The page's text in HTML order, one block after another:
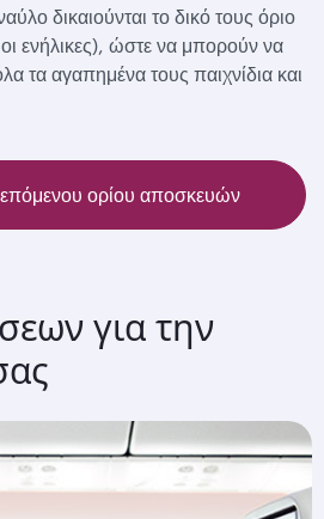
δικαιούνται το δικό τους όριο
ενήλικες), ώστε να μπορούν να
τα αγαπημένα τους παιχνίδια και
ορίου αποσκευών
για την